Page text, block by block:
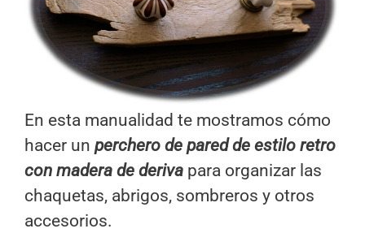
En esta manualidad te mostramos cómo
hacer un perchero de pared de estilo retro
con madera de deriva para organizar las
chaquetas, abrigos, sombreros y otros
accesorios.